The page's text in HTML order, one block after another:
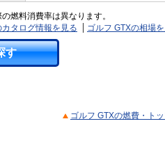
燃料消費率は異なります。
カタログ情報を見る
ゴルフ GTXの相場
す
ゴルフ GTXの燃費・ト